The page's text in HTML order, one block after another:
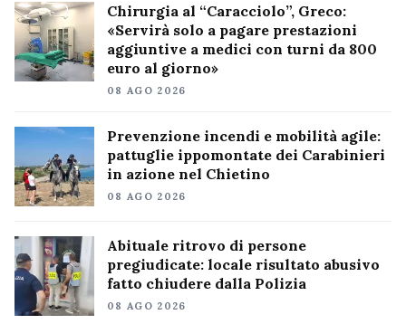
Chirurgia al “Caracciolo”, Greco:
«Servirà solo a pagare prestazioni
aggiuntive a medici con turni da 800
euro al giorno»
08 AGO 2026
Prevenzione incendi e mobilità agile:
pattuglie ippomontate dei Carabinieri
in azione nel Chietino
08 AGO 2026
Abituale ritrovo di persone
pregiudicate: locale risultato abusivo
fatto chiudere dalla Polizia
08 AGO 2026